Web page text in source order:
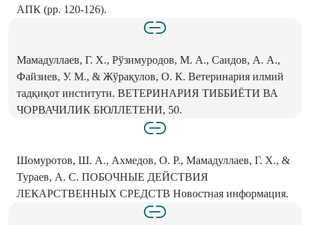
АПК (pp. 120-126).
Мамадуллаев, Г. Х., Рўзимуродов, М. А., Саидов, А. А.,
Файзиев, У. М., & Жўрақулов, О. К. Ветеринария илмий
тадқиқот институти. ВЕТЕРИНАРИЯ ТИББИЁТИ ВА
ЧОРВАЧИЛИК БЮЛЛЕТЕНИ, 50.
Шомуротов, Ш. А., Ахмедов, О. Р., Мамадуллаев, Г. Х., &
Тураев, А. С. ПОБОЧНЫЕ ДЕЙСТВИЯ
ЛЕКАРСТВЕННЫХ СРЕДСТВ Новостная информация.